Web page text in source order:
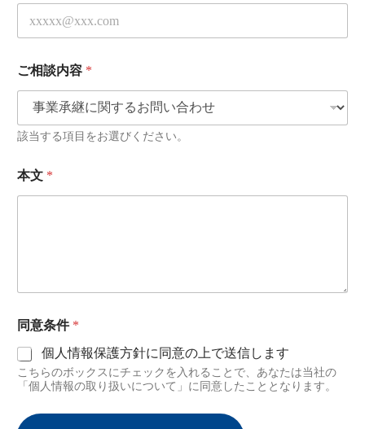
電
番
会
ご相談内容 *
該当する項目をお選びください。
本文 *
同意条件 *
個人情報保護方針に同意の上で送信します
こちらのボックスにチェックを入れることで、あなたは当社の
「個人情報の取り扱いについて」に同意したこととなります。